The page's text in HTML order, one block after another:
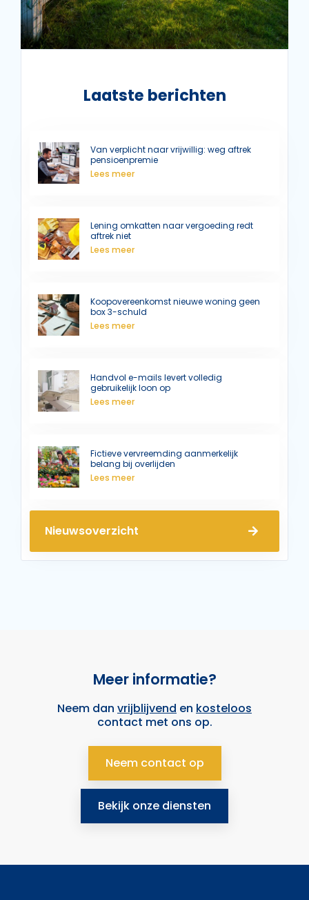
Laatste berichten
Van verplicht naar vrijwillig: weg aftrek
pensioenpremie
Lees meer
Lening omkatten naar vergoeding redt
aftrek niet
Lees meer
Koopovereenkomst nieuwe woning geen
box 3-schuld
Lees meer
Handvol e-mails levert volledig
gebruikelijk loon op
Lees meer
Fictieve vervreemding aanmerkelijk
belang bij overlijden
Lees meer
Nieuwsoverzicht
Meer informatie?
Neem dan vrijblijvend en kosteloos
contact met ons op.
Neem contact op
Bekijk onze diensten